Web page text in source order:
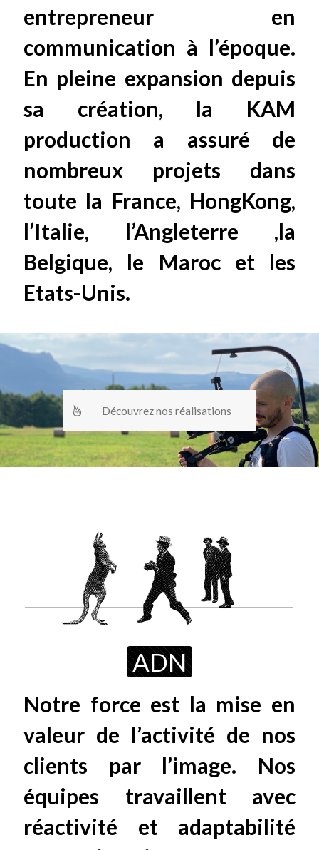
entrepreneur en
communication à l’époque.
En pleine expansion depuis
sa création, la KAM
production a assuré de
nombreux projets dans
toute la France, HongKong,
l’Italie, l’Angleterre ,la
Belgique, le Maroc et les
Etats-Unis.
Découvrez nos réalisations
ADN
Notre force est la mise en
valeur de l’activité de nos
clients par l’image. Nos
équipes travaillent avec
réactivité et adaptabilité